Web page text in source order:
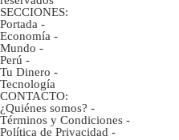
SECCIONES:
Portada -
Economía -
Mundo -
Perú -
Tu Dinero -
Tecnología
CONTACTO:
¿Quiénes somos? -
Términos y Condiciones -
Política de Privacidad -